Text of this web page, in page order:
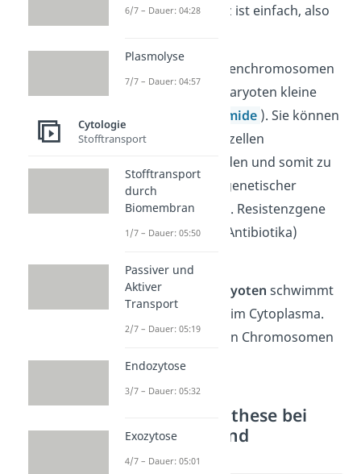
Chromosomensatz ist einfach, also
Neben den Bakterienchromosomen
gibt es in den Prokaryoten kleine
Plasmide ). Sie können
unter Prokaryotenzellen
ausgetauscht werden und somit zu
einer Weitergabe genetischer
Informationen (z.B. Resistenzgene
gegen bestimmte Antibiotika)
DieDNA Eukaryoten schwimmt
dagegen nicht frei im Cytoplasma.
Sie liegt in Form von Chromosomen
im Zellkern vor.
Proteinbiosynthese bei
Eukaryoten und
Prokaryoten
6/7 – Dauer: 04:28
Plasmolyse
7/7 – Dauer: 04:57
Cytologie
Stofftransport
Stofftransport
durch
Biomembran
1/7 – Dauer: 05:50
Passiver und
Aktiver
Transport
2/7 – Dauer: 05:19
Endozytose
3/7 – Dauer: 05:32
Exozytose
4/7 – Dauer: 05:01